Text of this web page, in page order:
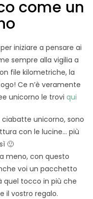
come un
iniziare a pensare ai
sempre alla vigilia a
file kilometriche, la
Ce n’è veramente
unicorno le trovi qui
unicorno, sono
con le lucine… più
🙂
meno, con questo
voi un pacchetto
quel tocco in più che
il vostro regalo.